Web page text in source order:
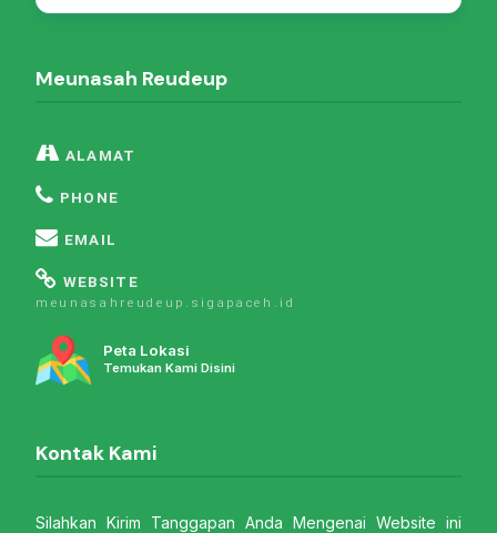
Meunasah Reudeup
ALAMAT
PHONE
EMAIL
WEBSITE
meunasahreudeup.sigapaceh.id
Peta Lokasi
Temukan Kami Disini
Kontak Kami
Silahkan Kirim Tanggapan Anda Mengenai Website ini